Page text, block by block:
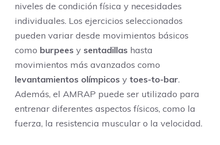
niveles de condición física y necesidades
individuales. Los ejercicios seleccionados
pueden variar desde movimientos básicos
como burpees y sentadillas hasta
movimientos más avanzados como
levantamientos olímpicos y toes-to-bar.
Además, el AMRAP puede ser utilizado para
entrenar diferentes aspectos físicos, como la
fuerza, la resistencia muscular o la velocidad.